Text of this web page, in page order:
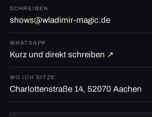
SCHREIBEN
shows@wladimir-magic.de
WHATSAPP
Kurz und direkt schreiben ↗
WO ICH SITZE
Charlottenstraße 14, 52070 Aachen